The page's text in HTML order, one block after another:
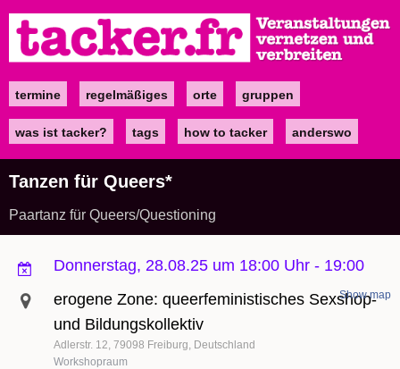
zum
Inhalt
Maintermine regelmäßiges orte gruppen
was ist tacker? tags how to tacker anderswo
Tanzen für Queers*
Paartanz für Queers/Questioning
Donnerstag, 28.08.25 um 18:00 Uhr - 19:00
erogene Zone: queerfeministisches Sexshop-
und Bildungskollektiv
Adlerstr. 12 79098 Freiburg Deutschland
Show map
Workshopraum